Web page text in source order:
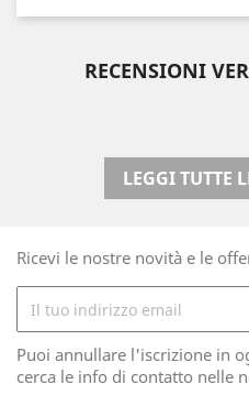
RECENSIONI
LEGGI TUTTE
Ricevi le nostre novità e le
Puoi annullare l'iscrizione in
cerca le info di contatto nelle